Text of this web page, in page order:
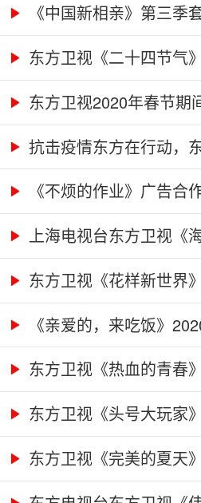
《中国新相亲》第三季
东...东方卫视《二十四节气
东方卫视2020年春节期
抗击疫情东方在行动，
情...《不烦的作业》广告合
视...上海电视台东方卫视《
告...东方卫视《花样新世界
作...《亲爱的，来吃饭》
东方卫视《热血的青春
东方卫视《头号大玩家
东方卫视《完美的夏天